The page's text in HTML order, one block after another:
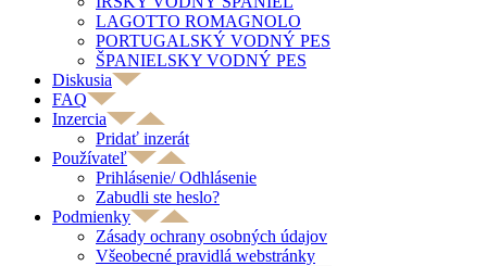
LAGOTTO ROMAGNOLO
PORTUGALSKÝ VODNÝ PES
ŠPANIELSKY VODNÝ PES
Diskusia
FAQ
Inzercia
Pridať inzerát
Používateľ
Prihlásenie/ Odhlásenie
Zabudli ste heslo?
Podmienky
Zásady ochrany osobných údajov
Všeobecné pravidlá webstránky